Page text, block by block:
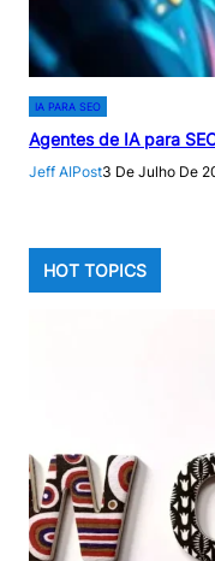
IA PARA SEO
Agentes de IA para
Jeff AIPost3 De Julho De
HOT TOPICS